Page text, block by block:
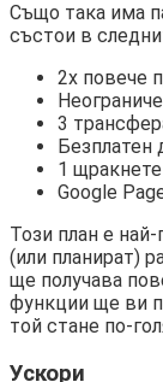
Също така има
състои в
2x повече
3
Безплатен
1
Google
Този план е
(или планират)
ще получава
функции ще ви
той стане по-
Ускори